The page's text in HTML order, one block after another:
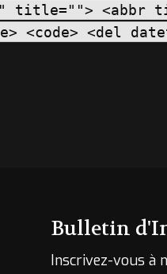
title=""> <abbr
<code> <del
Bulletin
Inscrivez-vous à